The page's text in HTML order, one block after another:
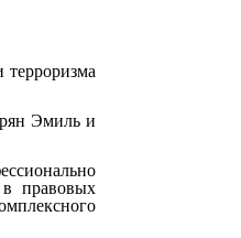
Эмиль и
в правовых